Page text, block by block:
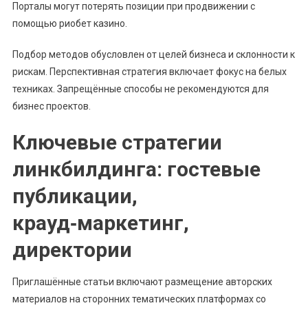
Порталы могут потерять позиции при продвижении с
помощью риобет казино.
Подбор методов обусловлен от целей бизнеса и склонности к
рискам. Перспективная стратегия включает фокус на белых
техниках. Запрещённые способы не рекомендуются для
бизнес проектов.
Ключевые стратегии
линкбилдинга: гостевые
публикации,
крауд‑маркетинг,
директории
Приглашённые статьи включают размещение авторских
материалов на сторонних тематических платформах со